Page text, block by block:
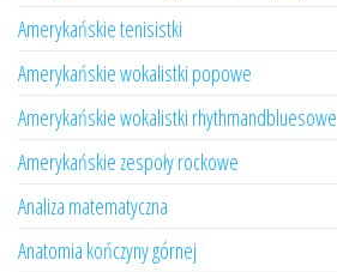
Amerykańskie tenisistki
Amerykańskie wokalistki popowe
Amerykańskie wokalistki rhythmandbluesowe
Amerykańskie zespoły rockowe
Analiza matematyczna
Anatomia kończyny górnej